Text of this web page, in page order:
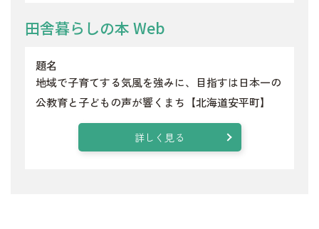
田舎暮らしの本 Web
題名
地域で子育てする気風を強みに、目指すは日本一の
公教育と子どもの声が響くまち【北海道安平町】
詳しく見る